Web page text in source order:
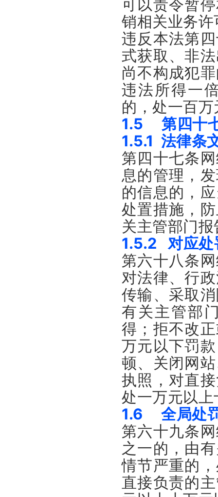
可以责令暂
销相关业务
违反本法第
式获取、非
尚不构成犯
违法所得一
的，处一百
1.5 第四十
1.5.1 法律条
第四十七条
息的管理，
的信息的，
处置措施，
关主管部门报
1.5.2 对应处
第六十八条
对法律、行
传输、采取
有关主管部
得； 拒不改
万元以下罚
顿、关闭网
执照，对直
处一万元以
1.6 全局处
第六十九条
之一的，由
情节严重的
直接负责的